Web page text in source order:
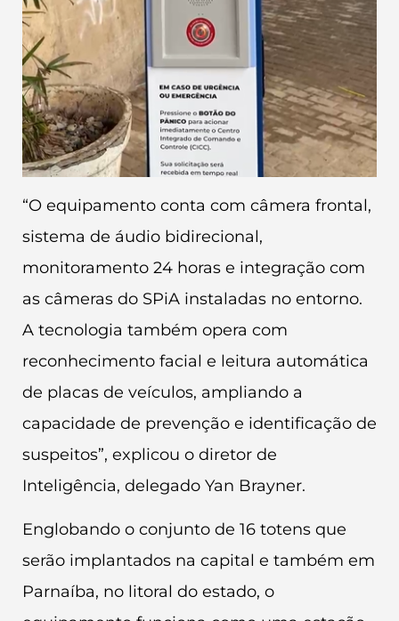
“O equipamento conta com câmera frontal,
sistema de áudio bidirecional,
monitoramento 24 horas e integração com
as câmeras do SPiA instaladas no entorno.
A tecnologia também opera com
reconhecimento facial e leitura automática
de placas de veículos, ampliando a
capacidade de prevenção e identificação de
suspeitos”, explicou o diretor de
Inteligência, delegado Yan Brayner.
Englobando o conjunto de 16 totens que
serão implantados na capital e também em
Parnaíba, no litoral do estado, o